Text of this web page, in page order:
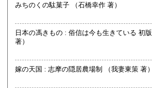
沿線名：東急池上線
営業時間：-
定休日：-
出張買取、喜んで承ります。
みちのくの駄菓子 （石橋幸作 著）
日本の馮きもの : 俗信は今も生きている 初版 （石塚尊俊
著）
嫁の天国 : 志摩の隠居農場制 （我妻東策 著）